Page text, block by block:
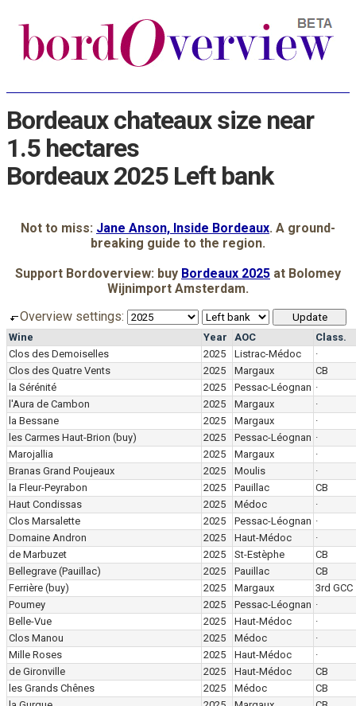
Bordeaux chateaux size near
1.5 hectares
Bordeaux 2025 Left bank
Not to miss: Jane Anson, Inside Bordeaux. A ground-
breaking guide to the region.
Support Bordoverview: buy Bordeaux 2025 at Bolomey
Wijnimport Amsterdam.
Overview settings:
Wine Year AOC
Class.
Clos des Demoiselles
2025 Listrac-Médoc
·
Clos des Quatre Vents
2025 Margaux
CB
la Sérénité
2025 Pessac-Léognan ·
l'Aura de Cambon
2025 Margaux
·
la Bessane
2025 Margaux
·
les Carmes Haut-Brion (buy) 2025 Pessac-Léognan ·
Marojallia
2025 Margaux
·
Branas Grand Poujeaux
2025 Moulis
·
la Fleur-Peyrabon
2025 Pauillac
CB
Haut Condissas
2025 Médoc
·
Clos Marsalette
2025 Pessac-Léognan ·
Domaine Andron
2025 Haut-Médoc
·
de Marbuzet
2025 St-Estèphe
CB
Bellegrave (Pauillac)
2025 Pauillac
CB
Ferrière (buy) 2025 Margaux
3rd GCC
Poumey
2025 Pessac-Léognan ·
Belle-Vue
2025 Haut-Médoc
·
Clos Manou
2025 Médoc
·
Mille Roses
2025 Haut-Médoc
·
de Gironville
2025 Haut-Médoc
CB
les Grands Chênes
2025 Médoc
CB